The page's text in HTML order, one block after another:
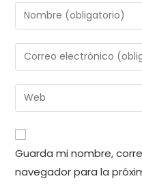
Introduce
tu
nombre
de
usuario
para
comentar
Introduce
tu
dirección
de
electrónico
para
comentar
Introduce
la
URL
de
tu
web
Guarda mi nombre,
navegador para la